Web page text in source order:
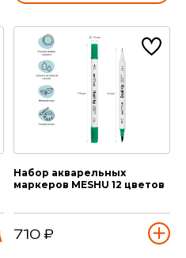
Набор акварельных
маркеров MESHU 12 цветов
710 ₽